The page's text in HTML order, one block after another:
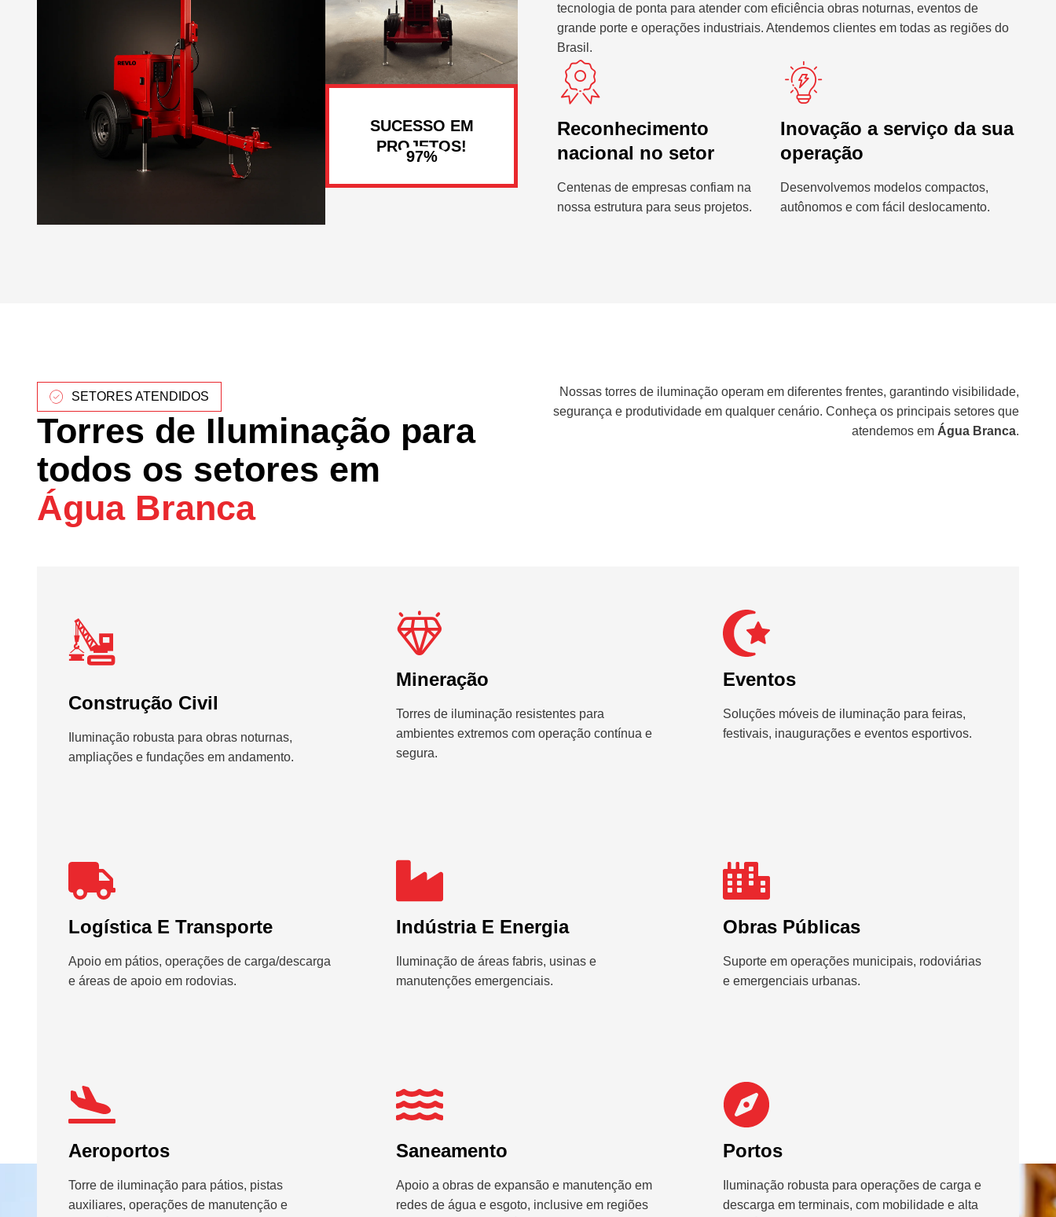
SUCESSO EM
PROJETOS!
tecnologia de ponta para atender com eficiência obras noturnas, eventos de
grande porte e operações industriais. Atendemos clientes em todas as regiões do
Brasil.
Reconhecimento
nacional no setor
Centenas de empresas confiam na
nossa estrutura para seus projetos.
Inovação a serviço da sua
operação
Desenvolvemos modelos compactos,
autônomos e com fácil deslocamento.
SETORES ATENDIDOS
Torres de Iluminação para
todos os setores em
Água Branca
Nossas torres de iluminação operam em diferentes frentes, garantindo visibilidade,
segurança e produtividade em qualquer cenário. Conheça os principais setores que
atendemos em Água Branca.
Construção Civil
Iluminação robusta para obras noturnas,
ampliações e fundações em andamento.
Mineração
Torres de iluminação resistentes para
ambientes extremos com operação contínua e
segura.
Eventos
Soluções móveis de iluminação para feiras,
festivais, inaugurações e eventos esportivos.
Logística E Transporte
Apoio em pátios, operações de carga/descarga
e áreas de apoio em rodovias.
Indústria E Energia
Iluminação de áreas fabris, usinas e
manutenções emergenciais.
Obras Públicas
Suporte em operações municipais, rodoviárias
e emergenciais urbanas.
Aeroportos
Torre de iluminação para pátios, pistas
auxiliares, operações de manutenção e
Saneamento
Apoio a obras de expansão e manutenção em
redes de água e esgoto, inclusive em regiões
Portos
Iluminação robusta para operações de carga e
descarga em terminais, com mobilidade e alta